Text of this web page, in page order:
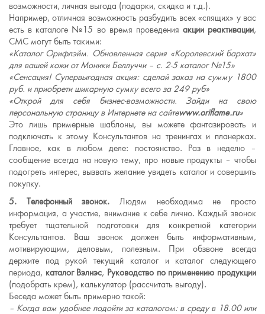
возможности, личная выгода (подарки, скидка и т.д.).
Например, отличная возможность разбудить всех «спящих» у вас
есть в каталоге №15 во время проведения акции реактивации,
СМС могут быть такими:
«Каталог Орифлэйм. Обновленная серия «Королевский бархат»
для вашей кожи от Моники Беллуччи – с. 2-5 каталог №15»
«Сенсация! Супервыгодная акция: сделай заказ на сумму 1800
руб. и приобрети шикарную сумку всего за 249 руб»
«Открой для себя бизнес-возможности. Зайди на свою
персональную страницу в Интернете на сайтеwww.oriflame.ru»
Это лишь примерные шаблоны, вы можете фантазировать и
подключать к этому Консультантов на тренингах и планерках.
Главное, как в любом деле: постоянство. Раз в неделю –
сообщение всегда на новую тему, про новые продукты – чтобы
подогреть интерес, вызвать желание увидеть каталог и совершить
покупку.
5. Телефонный звонок. Людям необходима не просто
информация, а участие, внимание к себе лично. Каждый звонок
требует тщательной подготовки для конкретной категории
Консультантов. Ваш звонок должен быть информативным,
мотивирующим, деловым, полезным. При обзвоне всегда
держите под рукой текущий каталог и каталог следующего
периода, каталог Вэлнэс, Руководство по применению продукции
(подобрать крем), калькулятор (рассчитать выгоду).
Беседа может быть примерно такой:
– Когда вам удобнее подойти за каталогом: в среду в 18.00 или